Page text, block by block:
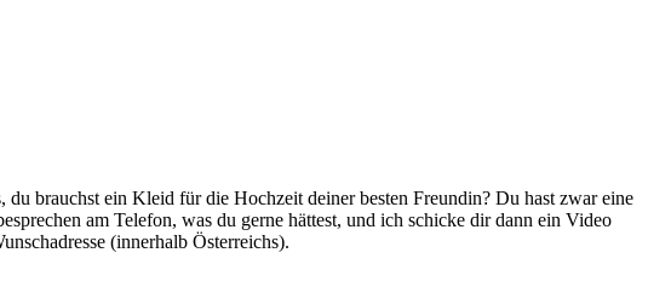
brauchst ein Kleid für die Hochzeit deiner besten Freundin? Du hast zwar eine
am Telefon, was du gerne hättest, und ich schicke dir dann ein Video
(innerhalb Österreichs).